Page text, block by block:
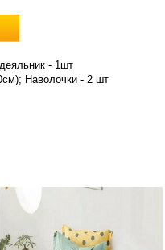
- 1шт
Наволочки - 2 шт